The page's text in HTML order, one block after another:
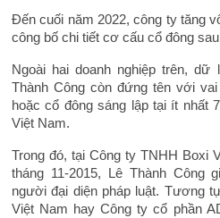
Đến cuối năm 2022, công ty tăng
công bố chi tiết cơ cấu cổ đông
Ngoài hai doanh nghiệp trên, dữ
Thành Công còn đứng tên với
hoặc cổ đông sáng lập tại ít nhất
Việt Nam.
Trong đó, tại Công ty TNHH Boxi
tháng 11-2015, Lê Thành Công
người đại diện pháp luật. Tương
Việt Nam hay Công ty cổ phần